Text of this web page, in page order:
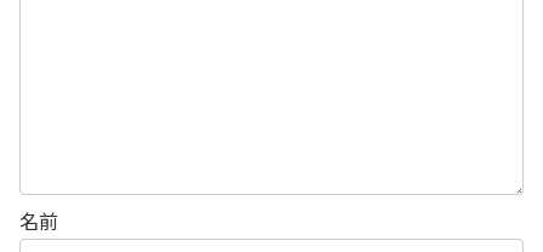
名前